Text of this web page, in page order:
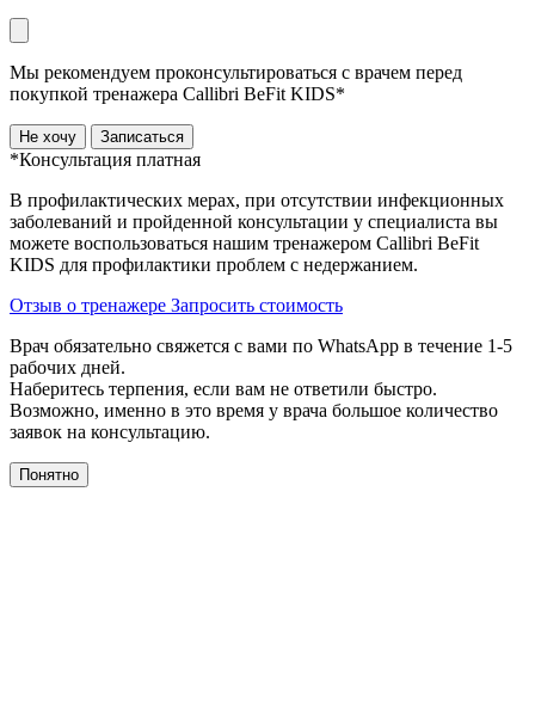
Мы рекомендуем проконсультироваться с врачем перед
покупкой тренажера Callibri BeFit KIDS*
Не хочу Записаться
*Консультация платная
В профилактических мерах, при отсутствии инфекционных
заболеваний и пройденной консультации у специалиста вы
можете воспользоваться нашим тренажером Сallibri BeFit
KIDS для профилактики проблем с недержанием.
Отзыв о тренажере Запросить стоимость
Врач обязательно свяжется с вами по WhatsApp в течение 1-5
рабочих дней.
Наберитесь терпения, если вам не ответили быстро.
Возможно, именно в это время у врача большое количество
заявок на консультацию.
Понятно